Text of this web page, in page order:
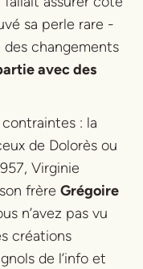
sa perle rare -
des changements
avec des
: la
de Dolorès ou
, Virginie
frère Grégoire
n’avez pas vu
créations
de l’info et